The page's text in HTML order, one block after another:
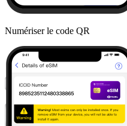
Numériser le code QR